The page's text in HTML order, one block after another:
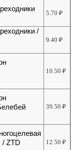
5.70₽
/
9.40₽
10.50₽
39.50₽
/ ZTD
12.50₽